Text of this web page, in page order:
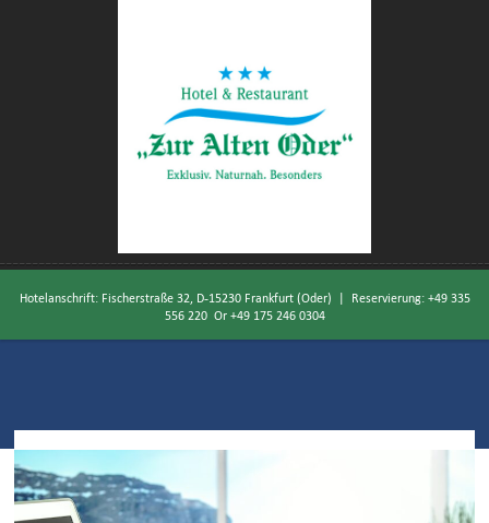
Hotelanschrift: Fischerstraße 32, D-15230 Frankfurt (Oder) | Reservierung: +49 335
556 220Or +49 175 246 0304